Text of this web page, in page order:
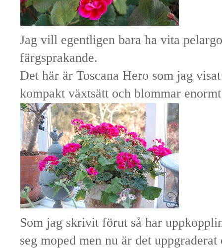
Jag vill egentligen bara ha vita
färgsprakande.
Det här är Toscana Hero som jag
kompakt växtsätt och blommar
Som jag skrivit förut så har
seg moped men nu är det